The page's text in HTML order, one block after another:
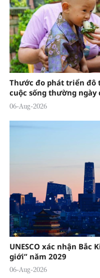
Thước đo phát triển đô
cuộc sống thường ngày
06-Aug-2026
UNESCO xác nhận Bắc
giới” năm 2029
06-Aug-2026